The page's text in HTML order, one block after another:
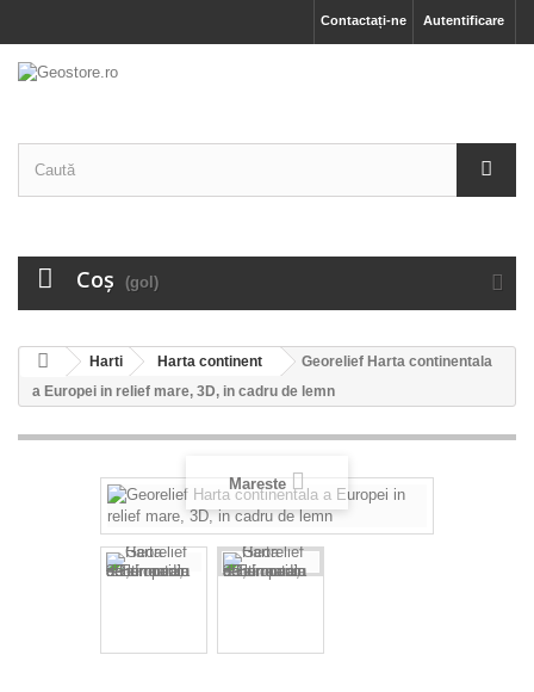
Autentificare
Contactați-ne
Coş (gol)
Harti Harta continent
Georelief Harta continentala
a Europei in relief mare, 3D, in cadru de lemn
Mareste